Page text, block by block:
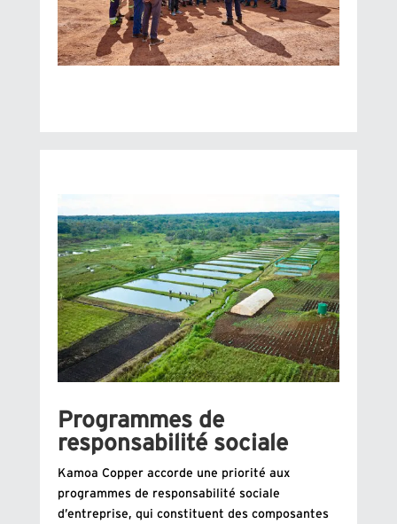
Programmes de
responsabilité sociale
Kamoa Copper accorde une priorité aux
programmes de responsabilité sociale
d’entreprise, qui constituent des composantes